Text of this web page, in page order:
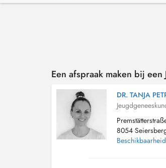
Een afspraak maken bij
DR. TANJA
8054